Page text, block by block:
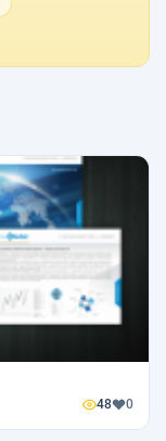
48 0